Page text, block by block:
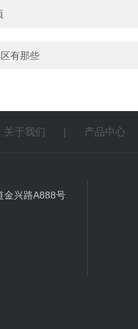
有那些
关于我们 | 产品中心
金兴路A888号